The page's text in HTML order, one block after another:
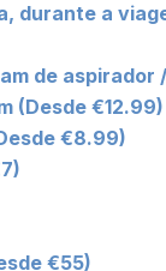
durante a
de
(Desde €12.99)
€8.99)
€55)